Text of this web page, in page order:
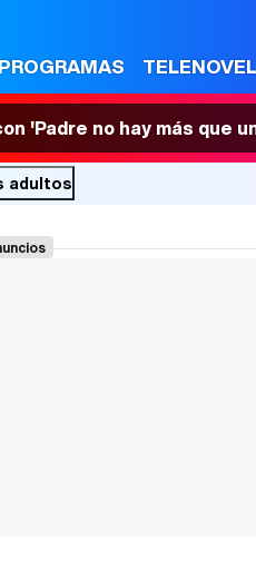
'Padre no hay más que
adultos